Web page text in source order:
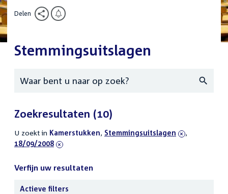
Delen
Stemmingsuitslagen
Zoeken
Zoekresultaten (10)
U zoekt in actieve
filters
Kamerstukken, verwijder
Stemmingsuitslagen ,
18/09/2008
Verfijn uw resultaten
Actieve filters